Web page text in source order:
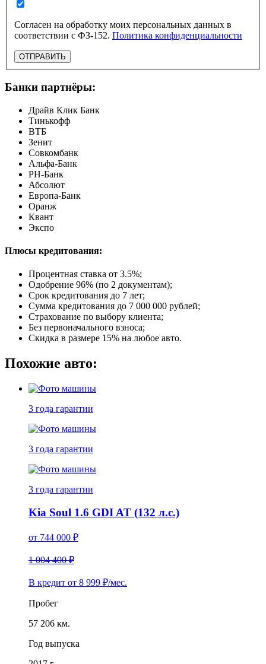
Согласен на обработку моих персональных данных в
соответствии с ФЗ-152. Политика конфиденциальности
ОТПРАВИТЬ
Банки партнёры:
Драйв Клик Банк
Тинькофф
ВТБ
Зенит
Совкомбанк
Альфа-Банк
РН-Банк
Абсолют
Европа-Банк
Оранж
Квант
Экспо
Плюсы кредитования:
Процентная ставка от 3.5%;
Одобрение 96% (по 2 документам);
Срок кредитования до 7 лет;
Сумма кредитования до 7 000 000 рублей;
Страхование по выбору клиента;
Без первоначального взноса;
Скидка в размере 15% на любое авто.
Похожие авто:
3 года гарантии
3 года гарантии
3 года гарантии
Kia Soul 1.6 GDI AT (132 л.с.)
от 744 000 ₽
1 004 400 ₽
В кредит от 8 999 ₽/мес.
Пробег
57 206 км.
Год выпуска